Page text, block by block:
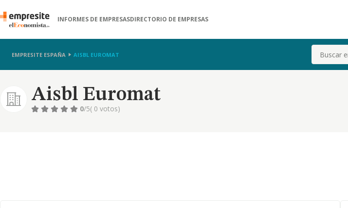
INFORMES DE EMPRESASDIRECTORIO DE EMPRESAS
EMPRESITE ESPAÑA AISBL EUROMAT Buscar
Aisbl Euromat
0/5( 0 votos)